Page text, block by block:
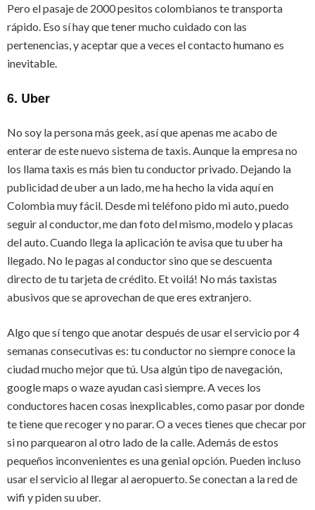
Pero el pasaje de 2000 pesitos colombianos te transporta
rápido. Eso sí hay que tener mucho cuidado con las
pertenencias, y aceptar que a veces el contacto humano es
inevitable.
6. Uber
No soy la persona más geek, así que apenas me acabo de
enterar de este nuevo sistema de taxis. Aunque la empresa no
los llama taxis es más bien tu conductor privado. Dejando la
publicidad de uber a un lado, me ha hecho la vida aquí en
Colombia muy fácil. Desde mi teléfono pido mi auto, puedo
seguir al conductor, me dan foto del mismo, modelo y placas
del auto. Cuando llega la aplicación te avisa que tu uber ha
llegado. No le pagas al conductor sino que se descuenta
directo de tu tarjeta de crédito. Et voilá! No más taxistas
abusivos que se aprovechan de que eres extranjero.
Algo que sí tengo que anotar después de usar el servicio por 4
semanas consecutivas es: tu conductor no siempre conoce la
ciudad mucho mejor que tú. Usa algún tipo de navegación,
google maps o waze ayudan casi siempre. A veces los
conductores hacen cosas inexplicables, como pasar por donde
te tiene que recoger y no parar. O a veces tienes que checar por
si no parquearon al otro lado de la calle. Además de estos
pequeños inconvenientes es una genial opción. Pueden incluso
usar el servicio al llegar al aeropuerto. Se conectan a la red de
wifi y piden su uber.